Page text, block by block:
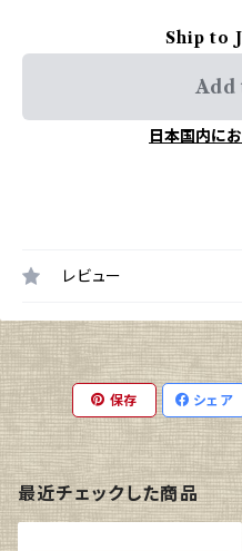
Ship to
Add
日本国内に
レビュー
保存 シェア
最近チェックした商品